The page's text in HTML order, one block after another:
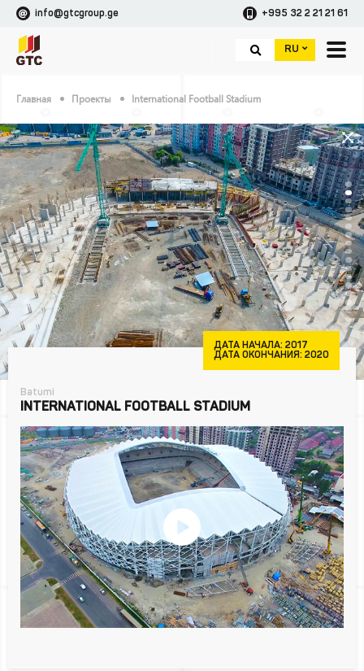
info@gtcgroup.ge +995 32 2 21 21 61
RU
Главная Проекты International Football Stadium
Batumi
INTERNATIONAL FOOTBALL STADIUM
ДАТА НАЧАЛА: 2017
ДАТА ОКОНЧАНИЯ: 2020